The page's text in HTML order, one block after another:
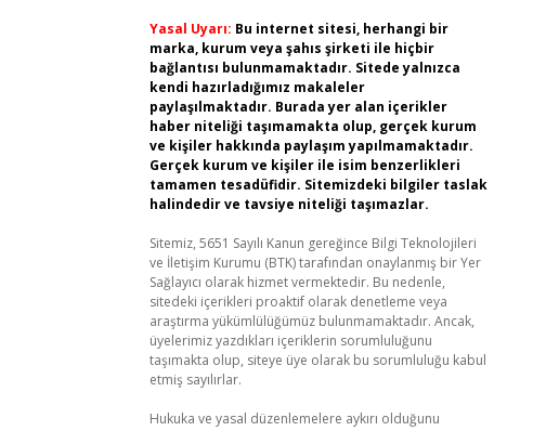
Yasal Uyarı: Bu internet sitesi, herhangi bir
marka, kurum veya şahıs şirketi ile hiçbir
bağlantısı bulunmamaktadır. Sitede yalnızca
kendi hazırladığımız makaleler
paylaşılmaktadır. Burada yer alan içerikler
haber niteliği taşımamakta olup, gerçek kurum
ve kişiler hakkında paylaşım yapılmamaktadır.
Gerçek kurum ve kişiler ile isim benzerlikleri
tamamen tesadüfidir. Sitemizdeki bilgiler taslak
halindedir ve tavsiye niteliği taşımazlar.
Sitemiz, 5651 Sayılı Kanun gereğince Bilgi Teknolojileri
ve İletişim Kurumu (BTK) tarafından onaylanmış bir Yer
Sağlayıcı olarak hizmet vermektedir. Bu nedenle,
sitedeki içerikleri proaktif olarak denetleme veya
araştırma yükümlülüğümüz bulunmamaktadır. Ancak,
üyelerimiz yazdıkları içeriklerin sorumluluğunu
taşımakta olup, siteye üye olarak bu sorumluluğu kabul
etmiş sayılırlar.
Hukuka ve yasal düzenlemelere aykırı olduğunu